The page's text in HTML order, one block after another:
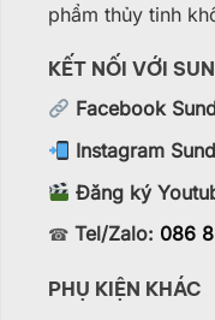
phẩm thủy tinh
KẾT NỐI VỚI
Facebook
Instagram
Đăng ký
☎ Tel/Zalo: 086
PHỤ KIỆN KHÁC